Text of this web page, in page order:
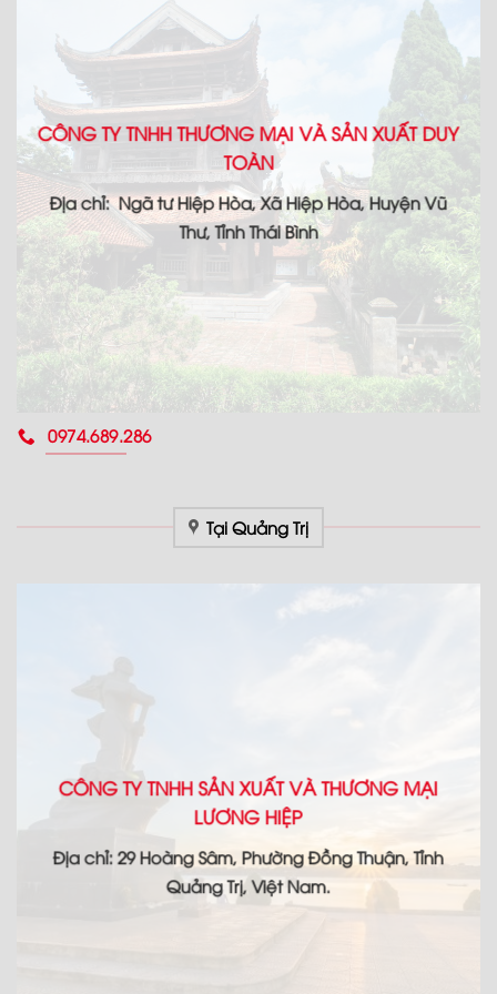
CÔNG TY TNHH THƯƠNG MẠI VÀ SẢN XUẤT DUY
TOÀN
Địa chỉ: Ngã tư Hiệp Hòa, Xã Hiệp Hòa, Huyện Vũ
Thư, Tỉnh Thái Bình
0974.689.286
Tại Quảng Trị
CÔNG TY TNHH SẢN XUẤT VÀ THƯƠNG MẠI
LƯƠNG HIỆP
Địa chỉ: 29 Hoàng Sâm, Phường Đồng Thuận, Tỉnh
Quảng Trị, Việt Nam.